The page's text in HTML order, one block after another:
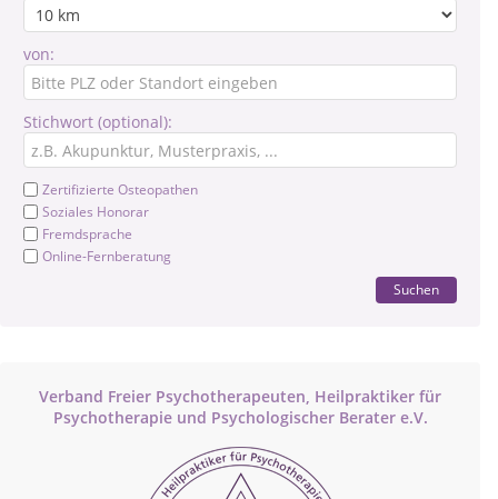
von:
Stichwort (optional):
Zertifizierte Osteopathen
Soziales Honorar
Fremdsprache
Online-Fernberatung
Suchen
Verband Freier Psychotherapeuten, Heilpraktiker für
Psychotherapie und Psychologischer Berater e.V.